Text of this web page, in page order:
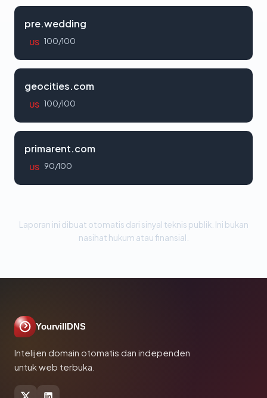
pre.wedding
US 100/100
geocities.com
US 100/100
primarent.com
US 90/100
Laporan ini dibuat otomatis dari sinyal teknis publik. Ini bukan
nasihat hukum atau finansial.
YourvillDNS
Intelijen domain otomatis dan independen
untuk web terbuka.